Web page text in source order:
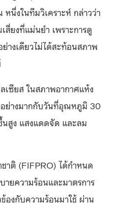
นึ่งในทีมวิเคราะห์ กล่าวว่า
สี่ยงที่แม่นยำ เพราะการดู
างเดียวไม่ได้สะท้อนสภาพ
ซียส ในสภาพอากาศแห้ง
ย่างมากกับวันที่อุณหภูมิ 30
นสูง แสงแดดจัด และลม
าติ (FIFPRO) ได้กำหนด
ายความร้อนและมาตรการ
องกับความร้อนมาใช้ ผ่าน